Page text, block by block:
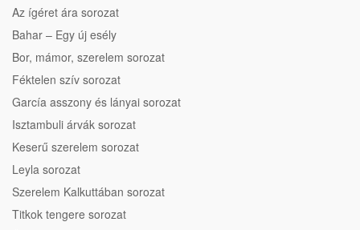
Az ígéret ára sorozat
Bahar – Egy új esély
Bor, mámor, szerelem sorozat
Féktelen szív sorozat
García asszony és lányai sorozat
Isztambuli árvák sorozat
Keserű szerelem sorozat
Leyla sorozat
Szerelem Kalkuttában sorozat
Titkok tengere sorozat